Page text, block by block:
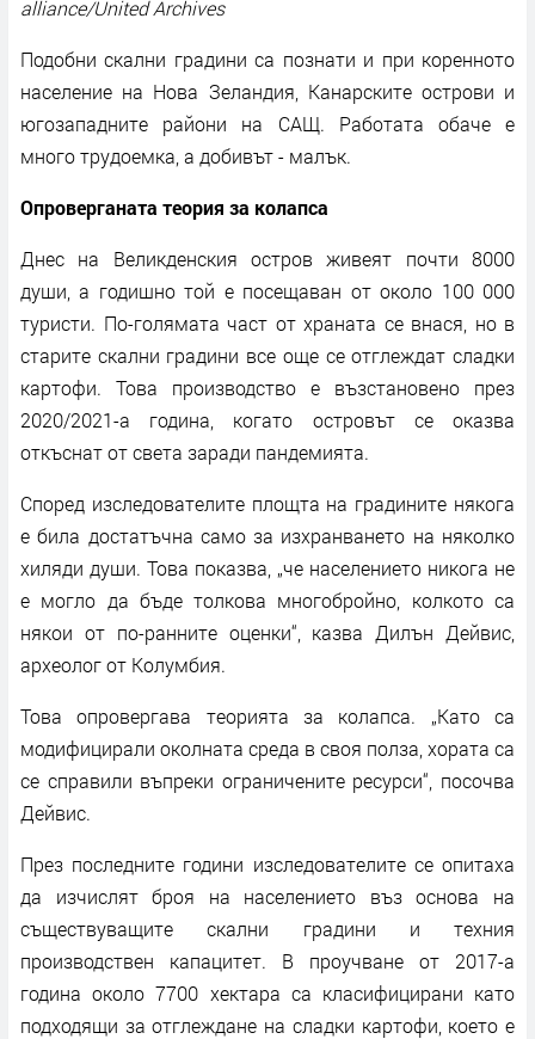
alliance/United Archives
Подобни скални градини са познати и при коренното
население на Нова Зеландия, Канарските острови и
югозападните райони на САЩ. Работата обаче е
много трудоемка, а добивът - малък.
Опроверганата теория за колапса
Днес на Великденския остров живеят почти 8000
души, а годишно той е посещаван от около 100 000
туристи. По-голямата част от храната се внася, но в
старите скални градини все още се отглеждат сладки
картофи. Това производство е възстановено през
2020/2021-а година, когато островът се оказва
откъснат от света заради пандемията.
Според изследователите площта на градините някога
е била достатъчна само за изхранването на няколко
хиляди души. Това показва, „че населението никога не
е могло да бъде толкова многобройно, колкото са
някои от по-ранните оценки“, казва Дилън Дейвис,
археолог от Колумбия.
Това опровергава теорията за колапса. „Като са
модифицирали околната среда в своя полза, хората са
се справили въпреки ограничените ресурси“, посочва
Дейвис.
През последните години изследователите се опитаха
да изчислят броя на населението въз основа на
съществуващите скални градини и техния
производствен капацитет. В проучване от 2017-а
година около 7700 хектара са класифицирани като
подходящи за отглеждане на сладки картофи, което е